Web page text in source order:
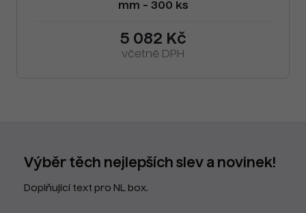
mm - 300 ks
5 082 Kč
včetně DPH
Výběr těch nejlepších slev a novinek!
Doplňující text pro NL box.